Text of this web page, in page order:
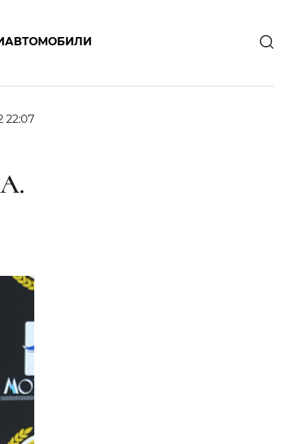
АВТОМОБИЛИ
22:07